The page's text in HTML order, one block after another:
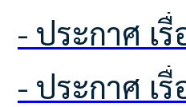
- ประกาศ
- ประกาศ เ